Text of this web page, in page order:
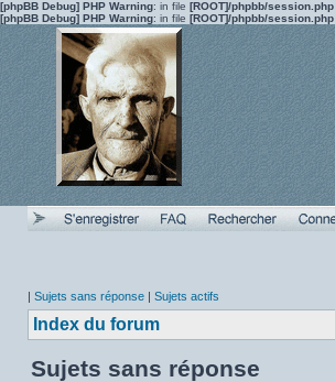
[phpBB Debug] PHP Warning: in file [ROOT]/phpbb/session.php
[phpBB Debug] PHP Warning: in file [ROOT]/phpbb/session.php
| Sujets sans réponse | Sujets actifs
Index du forum
Sujets sans réponse